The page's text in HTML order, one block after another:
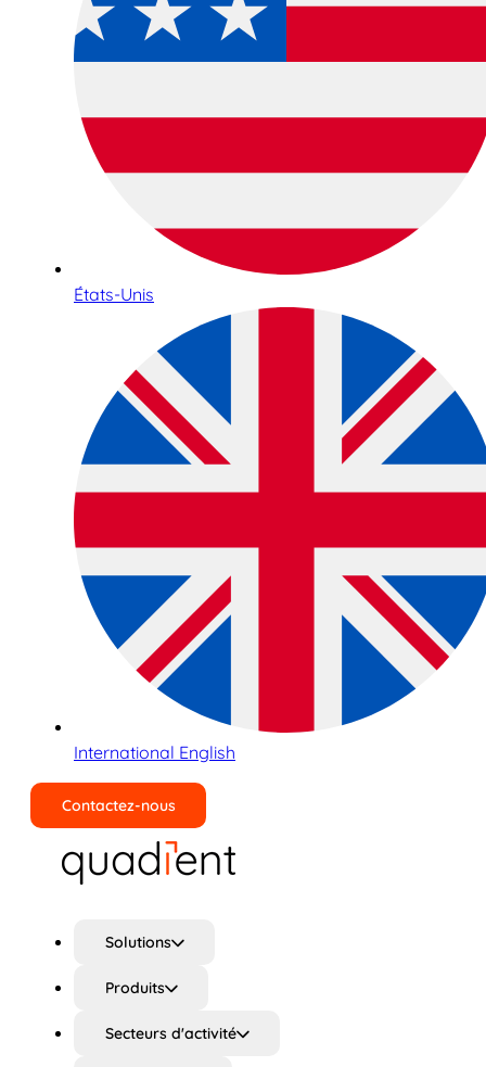
États-Unis
International English
Contactez-nous
Solutions
Produits
Secteurs d'activité